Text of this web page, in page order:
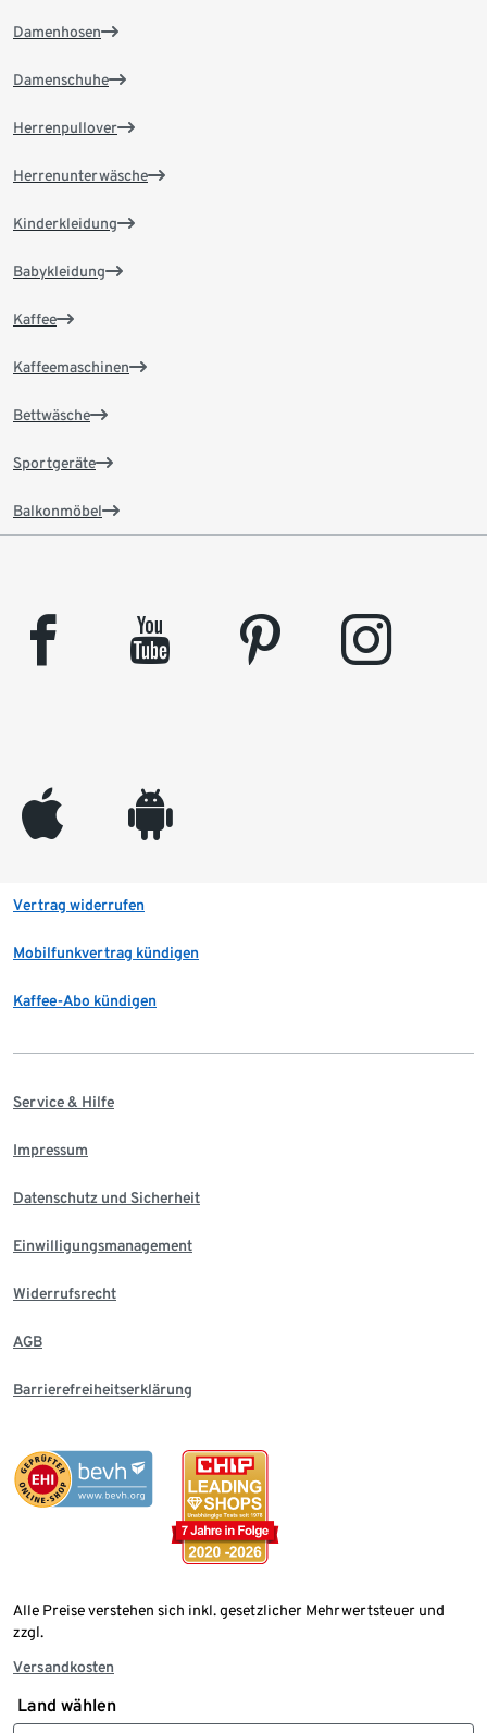
Damenhosen
Damenschuhe
Herrenpullover
Herrenunterwäsche
Kinderkleidung
Babykleidung
Kaffee
Kaffeemaschinen
Bettwäsche
Sportgeräte
Balkonmöbel
facebook youtube pinterest instagram
appleinc android
Vertrag widerrufen
Mobilfunkvertrag kündigen
Kaffee-Abo kündigen
Service & Hilfe
Impressum
Datenschutz und Sicherheit
Einwilligungsmanagement
Widerrufsrecht
AGB
Barrierefreiheitserklärung
Alle Preise verstehen sich inkl. gesetzlicher Mehrwertsteuer und
zzgl.
Versandkosten
Land wählen